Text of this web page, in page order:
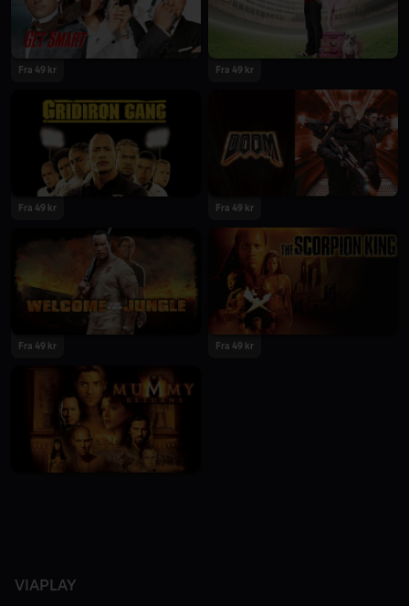
Fra 49 kr Fra 49 kr
Fra 49 kr Fra 49 kr
Fra 49 kr Fra 49 kr
VIAPLAY